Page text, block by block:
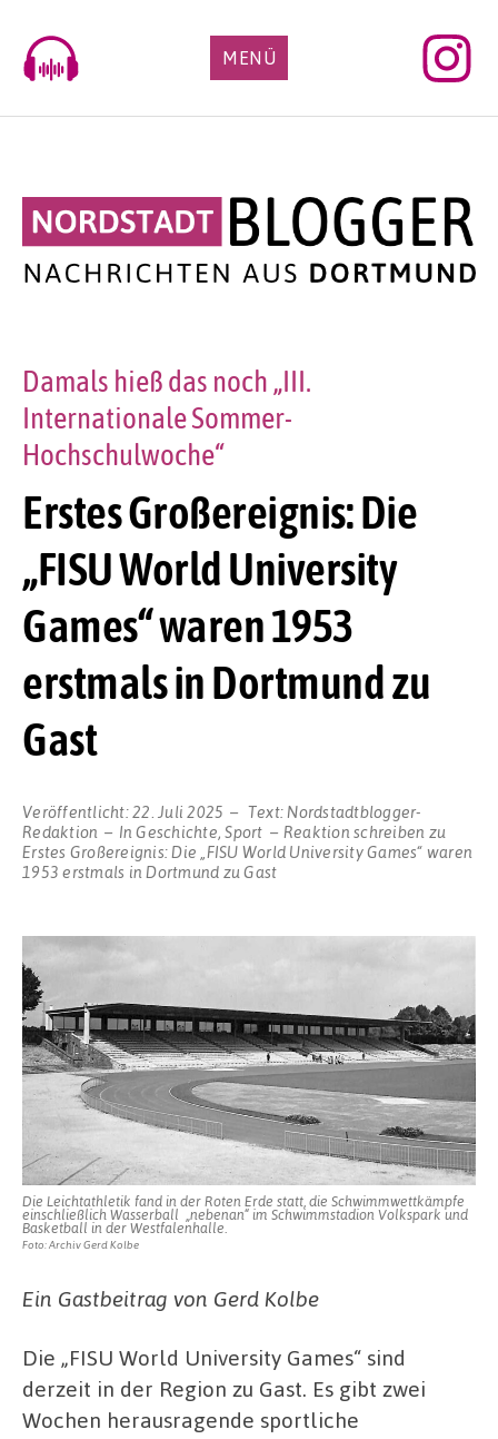
content
MENÜ
Erstes Großereignis: Die
„FISU World University
Games“ waren 1953
erstmals in Dortmund zu
Gast
Damals hieß das noch „III.
Internationale Sommer-
Hochschulwoche“
Veröffentlicht:22. Juli 2025 Text: Nordstadtblogger-
Redaktion
InGeschichte,Sport Reaktion schreiben zu
Erstes Großereignis: Die „FISU World University Games“ waren
1953 erstmals in Dortmund zu Gast
Die Leichtathletik fand in der Roten Erde statt, die Schwimmwettkämpfe
einschließlich Wasserball „nebenan“ im Schwimmstadion Volkspark und
Basketball in der Westfalenhalle.
Foto: Archiv Gerd Kolbe
Ein Gastbeitrag von Gerd Kolbe
Die „FISU World University Games“ sind
derzeit in der Region zu Gast. Es gibt zwei
Wochen herausragende sportliche